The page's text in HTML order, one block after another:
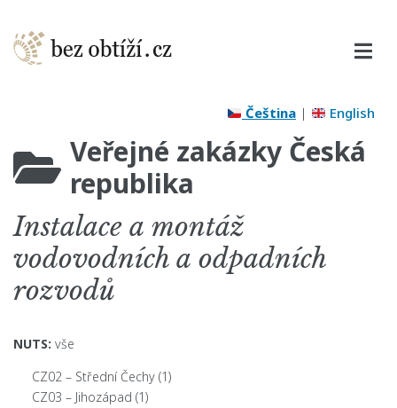
Čeština| English
Veřejné zakázky Česká
republika
Instalace a montáž
vodovodních a odpadních
rozvodů
NUTS: vše
CZ02 – Střední Čechy (1)
CZ03 – Jihozápad (1)